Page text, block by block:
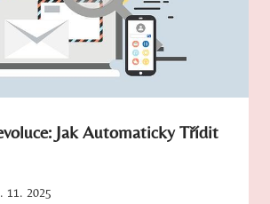
Jak Automaticky Třídit
11. 2025